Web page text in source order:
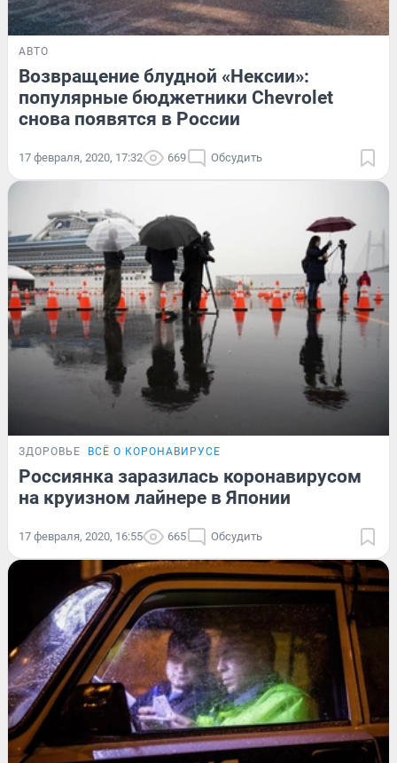
АВТО
Возвращение блудной «Нексии»:
популярные бюджетники Chevrolet
снова появятся в России
17 февраля, 2020, 17:32 669 Обсудить
ЗДОРОВЬЕ ВСЁ О КОРОНАВИРУСЕ
Россиянка заразилась коронавирусом
на круизном лайнере в Японии
17 февраля, 2020, 16:55 665 Обсудить